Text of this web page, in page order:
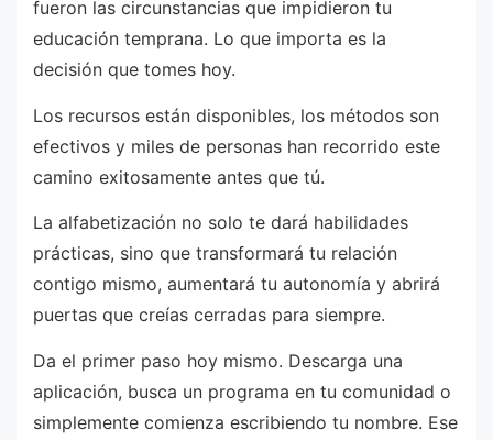
fueron las circunstancias que impidieron tu
educación temprana. Lo que importa es la
decisión que tomes hoy.
Los recursos están disponibles, los métodos son
efectivos y miles de personas han recorrido este
camino exitosamente antes que tú.
La alfabetización no solo te dará habilidades
prácticas, sino que transformará tu relación
contigo mismo, aumentará tu autonomía y abrirá
puertas que creías cerradas para siempre.
Da el primer paso hoy mismo. Descarga una
aplicación, busca un programa en tu comunidad o
simplemente comienza escribiendo tu nombre. Ese